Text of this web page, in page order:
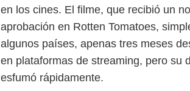
en los cines. El filme, que recibió un
aprobación en Rotten Tomatoes,
algunos países, apenas tres meses
en plataformas de streaming, pero su
esfumó rápidamente.